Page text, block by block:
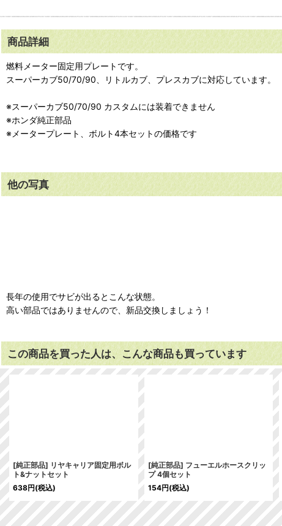
商品詳細
燃料メーター固定用プレートです。
スーパーカブ50/70/90、リトルカブ、プレスカブに対応しています。
※スーパーカブ50/70/90 カスタムには装着できません
※ホンダ純正部品
※メータープレート、ボルト4本セットの価格です
他の写真
長年の使用でサビが出るとこんな状態。
高い部品ではありませんので、新品交換しましょう！
この商品を買った人は、こんな商品も買っています
[純正部品] リヤキャリア固定用ボル
ト&ナットセット
638円(税込)
[純正部品] フューエルホースクリッ
プ 4個セット
154円(税込)